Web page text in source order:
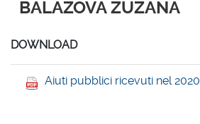
BALAZOVA ZUZANA
DOWNLOAD
Aiuti pubblici ricevuti nel 2020